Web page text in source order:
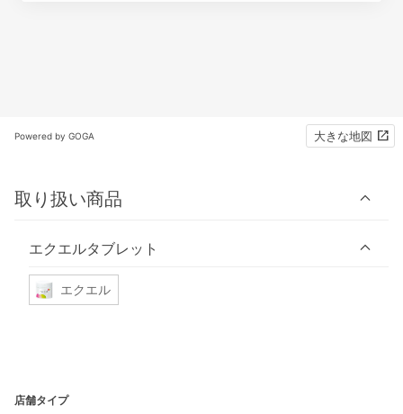
Powered by GOGA 大きな地図
取り扱い商品
エクエルタブレット
エクエル
店舗タイプ